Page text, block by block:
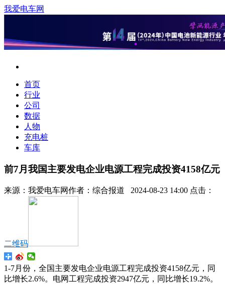
我爱电车网
首页
行业
公司
数据
人物
充电桩
车库
前7月我国主要发电企业电源工程完成投资4158亿元
来源： 我爱电车网作者： 综合报道 2024-08-23 14:00 点击：
二维码
1-7月份，全国主要发电企业电源工程完成投资4158亿元，同
比增长2.6%。电网工程完成投资2947亿元，同比增长19.2%。